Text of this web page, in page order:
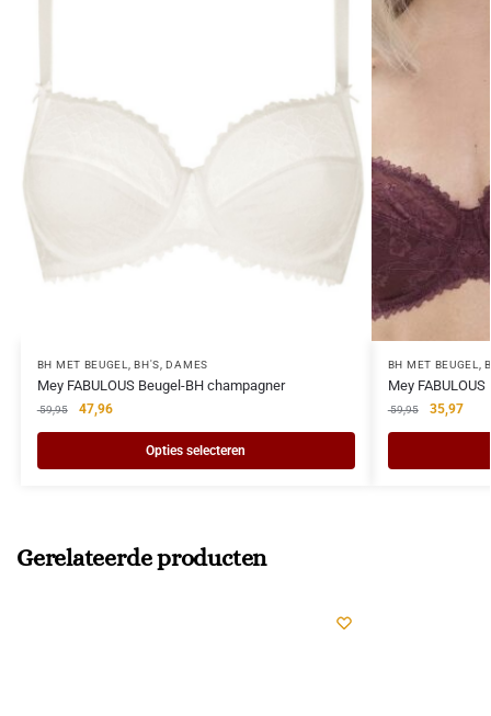
BH MET BEUGEL ,BH'S ,DAMES
Mey FABULOUS Beugel-BH champagner
59,95 47,96
Opties selecteren
BH MET BEUGEL ,
Mey
59,95 35,97
Gerelateerde producten